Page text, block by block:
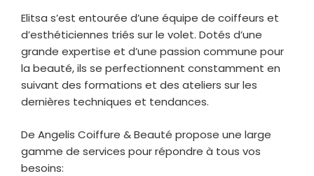
Elitsa s’est entourée d’une équipe de coiffeurs et
d’esthéticiennes triés sur le volet. Dotés d’une
grande expertise et d’une passion commune pour
la beauté, ils se perfectionnent constamment en
suivant des formations et des ateliers sur les
dernières techniques et tendances.
De Angelis Coiffure & Beauté propose une large
gamme de services pour répondre à tous vos
besoins: